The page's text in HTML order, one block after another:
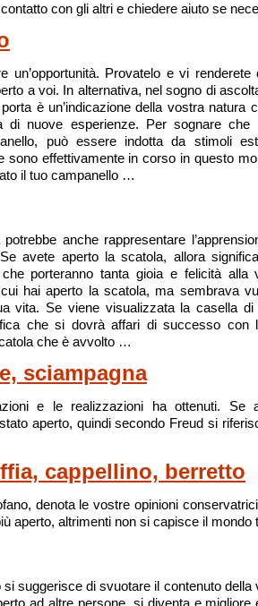
con gli altri e chiedere aiuto se
un’opportunità. Provatelo e vi renderete
a voi. In alternativa, nel sogno di
è un’indicazione della vostra natura
nuove esperienze. Per sognare che
può essere indotta da stimoli
sono effettivamente in corso in questo
il tuo campanello …
anche rappresentare
avete apertola scatola, allora
che porteranno tanta gioia e felicità alla
cui haiaperto la scatola, ma sembrava
vita. Se viene visualizzata la casella
che si dovrà affari di successo con
che è avvolto …
sciampagna
e le realizzazioni ha ottenuti. Se
aperto, quindi secondo Freud si
cappellino, berretto
denota le vostre opinioni
aperto, altrimenti non si capisce il mondo
suggerisce di svuotare il contenuto della
ad altre persone, si diventa e migliore